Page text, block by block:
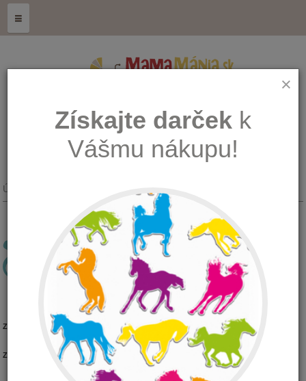
≡
Úvod
HRAČKY DO VODY
Zoradiť podľa: Pohlavie:
Značka:
×
Získajte darček k
Vášmu nákupu!